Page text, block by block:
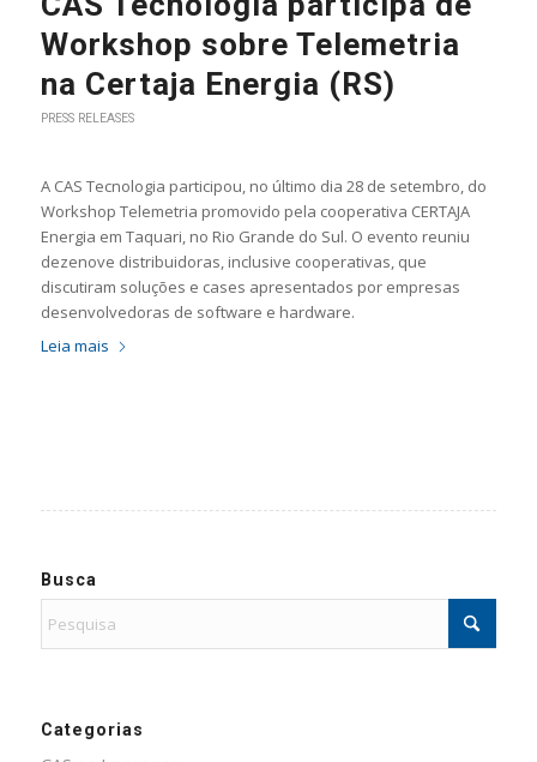
Workshop sobre Telemetria
na Certaja Energia (RS)
PRESS RELEASES
A CAS Tecnologia participou, no último dia 28 de setembro, do
Workshop Telemetria promovido pela cooperativa CERTAJA
Energia em Taquari, no Rio Grande do Sul. O evento reuniu
dezenove distribuidoras, inclusive cooperativas, que
discutiram soluções e cases apresentados por empresas
desenvolvedoras de software e hardware.
Leia mais
Busca
Categorias